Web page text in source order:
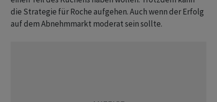
die Strategie für Roche aufgehen. Auch wenn der Erfolg
auf dem Abnehmmarkt moderat sein sollte.